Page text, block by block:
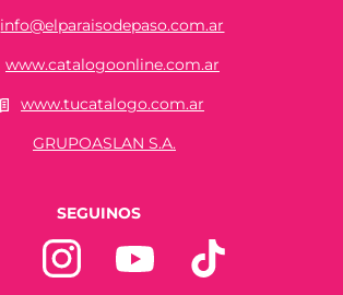
info@elparaisodepaso.com.ar
www.catalogoonline.com.ar
www.tucatalogo.com.ar
GRUPOASLAN S.A.
SEGUINOS